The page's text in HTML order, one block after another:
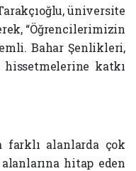
üniversite
“Öğrencilerimizin
Bahar Şenlikleri,
katkı
farklı alanlarda çok
hitap eden